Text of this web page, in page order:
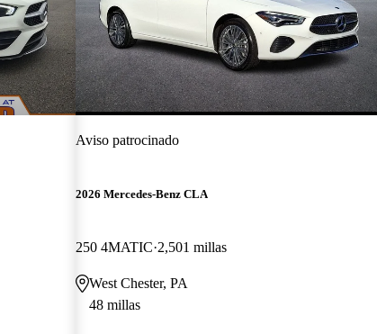
Aviso patrocinado
2026 Mercedes-Benz CLA
250 4MATIC 2,501 millas
West Chester, PA
48 millas